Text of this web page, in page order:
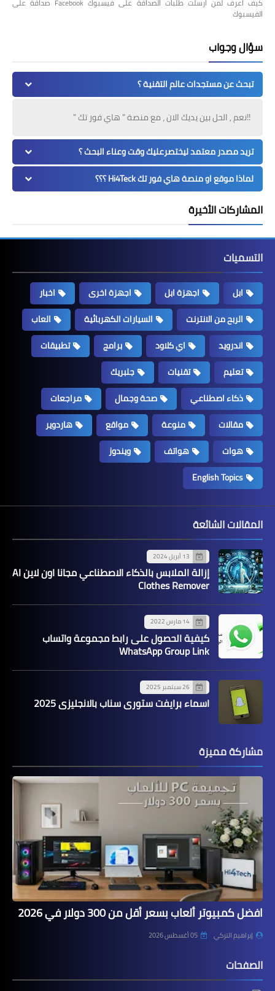
الفيسبوك
سؤال وجواب
تبحث عن مستجدات عالم التقنية ؟
!!نعم , الحل بين يديك الان ، مع منصة " هاي فور تك "
تريد مصدر معتمد ليختصرعليك وقت وعناء البحث ؟
لماذا موقع او منصة هاي فور تك Hi4Teck ؟؟؟
المشاركات الأخيرة
التسميات
ابل اجهزة ابل اجهزة اخرى
اخبار
الربح من الانترنت
السيارات الكهربائية
العاب
اندرويد
اي كلاود برامج
تطبيقات
تعليم
تقنيات
جلبريك
ذكاء اصطناعي
صحة وجمال
مراجعات
مقالات
منوعة مواقع
هاردوير
هوات
هواتف
ويندوز
English Topics
المقالات الشائعة
13 أبريل 2024
إزالة الملابس بالذكاء الاصطناعي مجانا اون لاين AI
Clothes Remover
14 مارس 2022
كيفية الحصول على رابط مجموعة واتساب
WhatsApp Group Link
26 سبتمبر 2025
اسماء برايفت ستوري سناب بالانجليزي 2025
مشاركة مميزة
افضل كمبيوتر ألعاب بسعر أقل من 300 دولار في 2026
إبراهيم التركي 05 أغسطس 2026
الصفحات